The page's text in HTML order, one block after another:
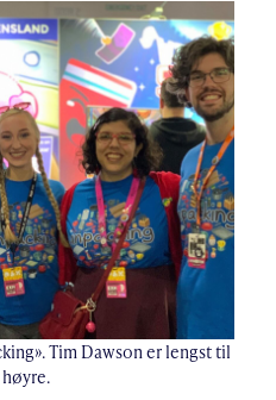
Tim Dawson er lengst til